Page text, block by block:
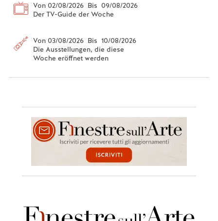
Von 02/08/2026 Bis 09/08/2026
Der TV-Guide der Woche
Von 03/08/2026 Bis 10/08/2026
Die Ausstellungen, die diese
Woche eröffnet werden